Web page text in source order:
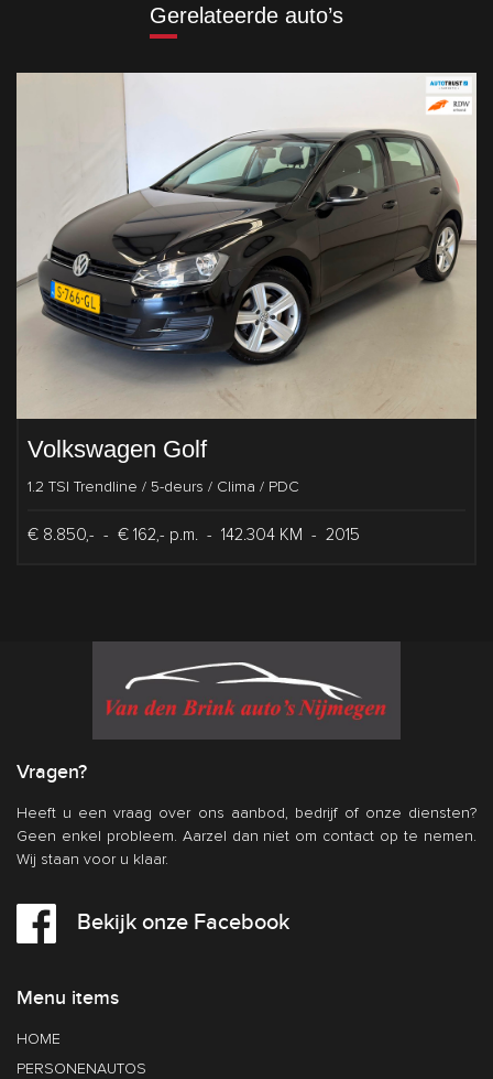
Gerelateerde auto’s
Volkswagen Golf
1.2 TSI Trendline / 5-deurs / Clima / PDC
€ 8.850,- - € 162,- p.m. - 142.304 KM - 2015
Vragen?
Heeft u een vraag over ons aanbod, bedrijf of onze diensten?
Geen enkel probleem. Aarzel dan niet om contact op te nemen.
Wij staan voor u klaar.
Bekijk onze Facebook
Menu items
HOME
PERSONENAUTOS